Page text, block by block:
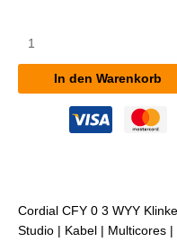
CFY
WYY
Klinkenkabel/Y-
In den Warenkorb
Cordial CFY 0 3 WYY
Studio | Kabel | Multicores